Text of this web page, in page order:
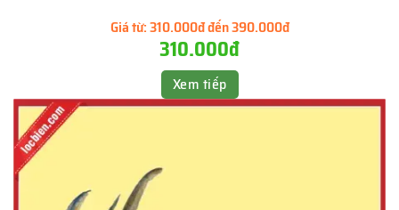
Giá từ:310.000đ đến 390.000đ
310.000đ
Xem tiếp